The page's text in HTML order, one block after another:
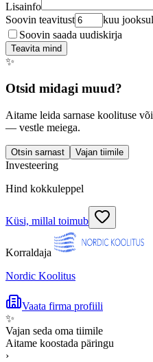
Lisainfo
Soovin teavitust
kuu
Soovin saada uudiskirja
Teavita mind
✨
Otsid midagi muud?
Aitame leida sarnase koolituse
— vestle meiega.
Otsin sarnast Vajan tiimile
Investeering
Hind kokkuleppel
Küsi, millal toimub
Korraldaja
Nordic Koolitus
Vaata firma profiili
✨
Vajan seda oma tiimile
Aitame koostada päringu
›